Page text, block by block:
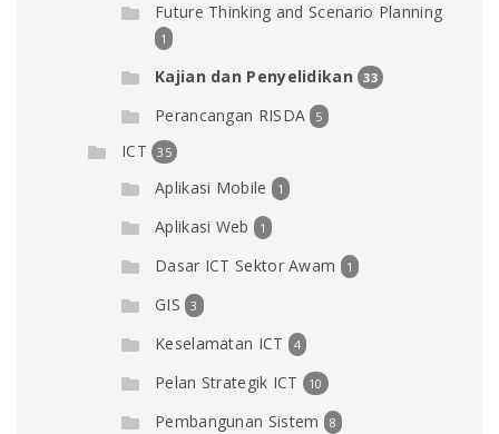
Future Thinking and Scenario Planning
1
Kajian dan Penyelidikan 33
Perancangan RISDA 5
ICT 35
Aplikasi Mobile 1
Aplikasi Web 1
Dasar ICT Sektor Awam 1
GIS 3
Keselamatan ICT 4
Pelan Strategik ICT 10
Pembangunan Sistem 8